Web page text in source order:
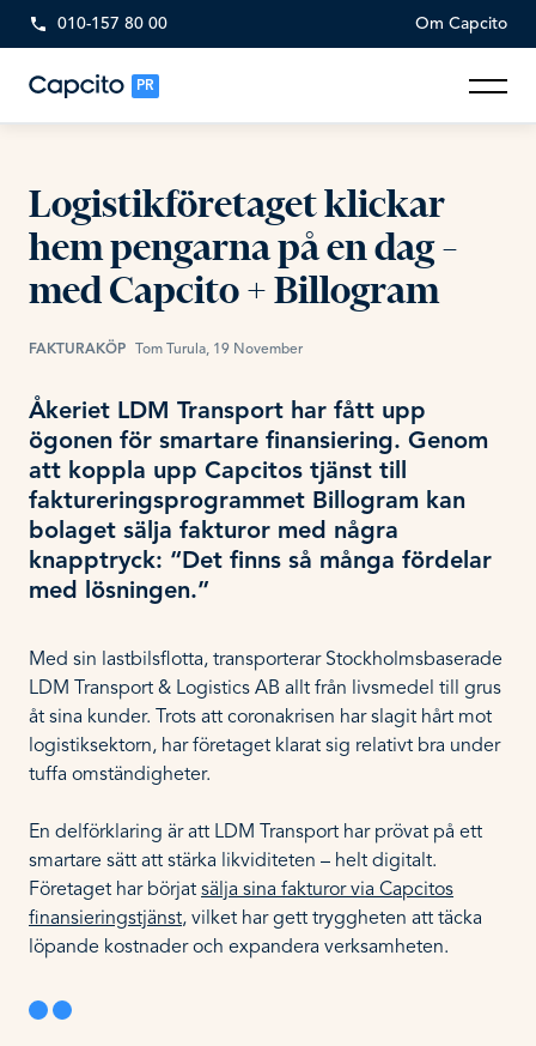
010-157 80 00 Om Capcito
PR
Logistikföretaget klickar
hem pengarna på en dag –
med Capcito + Billogram
FAKTURAKÖP Tom Turula, 19 November
Åkeriet LDM Transport har fått upp
ögonen för smartare finansiering. Genom
att koppla upp Capcitos tjänst till
faktureringsprogrammet Billogram kan
bolaget sälja fakturor med några
knapptryck: “Det finns så många fördelar
med lösningen.”
Med sin lastbilsflotta, transporterar Stockholmsbaserade
LDM Transport & Logistics AB allt från livsmedel till grus
åt sina kunder. Trots att coronakrisen har slagit hårt mot
logistiksektorn, har företaget klarat sig relativt bra under
tuffa omständigheter.
En delförklaring är att LDM Transport har prövat på ett
smartare sätt att stärka likviditeten – helt digitalt.
Företaget har börjat sälja sina fakturor via Capcitos
finansieringstjänst, vilket har gett tryggheten att täcka
löpande kostnader och expandera verksamheten.